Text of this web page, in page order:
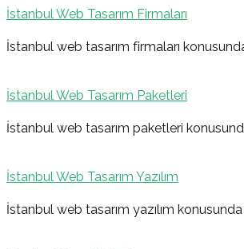
İstanbul Web Tasarım Firmaları
İstanbul web tasarım firmaları
İstanbul Web Tasarım Paketleri
İstanbul web tasarım paketleri
İstanbul Web Tasarım Yazılım
İstanbul web tasarım yazılım